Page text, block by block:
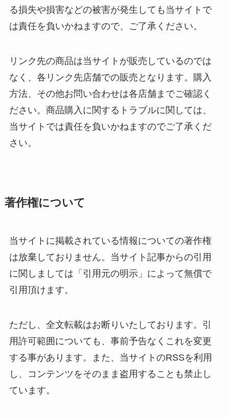
る損失や損害などの被害が発生しても当サイトで
は責任を負いかねますので、ご了承ください。
リンク先の商品は当サイトが販売しているのでは
なく、各リンク先店舗での販売となります。購入
方法、その他お問い合わせは各店舗までご確認く
ださい。商品購入に関するトラブルに関しては、
当サイトでは責任を負いかねますのでご了承くだ
さい。
著作権について
当サイトに掲載されている情報についての著作権
は放棄しておりません。当サイト記事からの引用
に関しましては「引用元の明示」によって無償で
引用頂けます。
ただし、全文転載はお断りいたしております。引
用許可範囲についても、事前予告なくこれを変更
する事があります。また、当サイトのRSSを利用
し、コンテンツをそのまま盗用することも禁止し
ています。